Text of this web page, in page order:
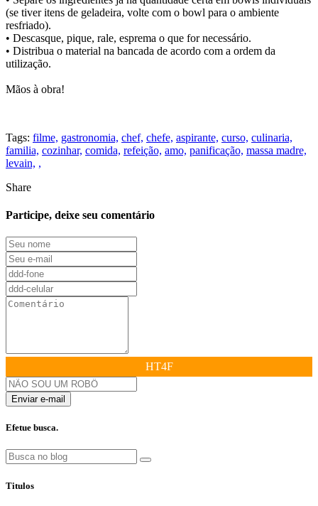
(se tiver itens de geladeira, volte com o bowl para o ambiente
resfriado).
• Descasque, pique, rale, esprema o que for necessário.
• Distribua o material na bancada de acordo com a ordem da
utilização.
Mãos à obra!
Tags: filme, gastronomia, chef, chefe, aspirante, curso, culinaria,
familia, cozinhar, comida, refeição, amo, panificação, massa madre,
levain, ,
Share
Participe, deixe seu comentário
HT4F
Enviar e-mail
Efetue busca.
Titulos